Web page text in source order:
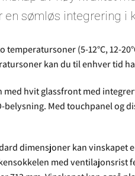
en sømløs integrering i
temperatursoner (5-12°C, 12-
kan du til enhver tid
med hvit glassfront med
belysning. Med touchpanel og
dimensjoner kan vinskapet
med ventilajonsrist